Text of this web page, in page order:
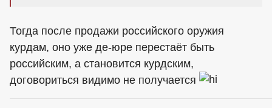
Тогда после продажи российского оружия
курдам, оно уже де-юре перестаёт быть
российским, а становится курдским,
договориться видимо не получается